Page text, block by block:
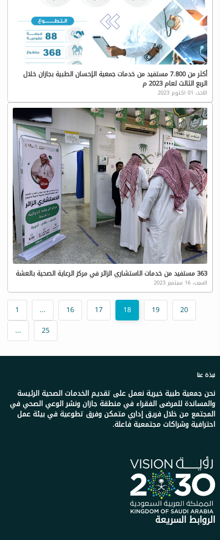
أكثر من 7.800 مستفيد من خدمات جمعية الإحسان الطبية بجازان خلال
الربع الثالث لعام 2023 م
الاحد، 01 اكتوبر 2023
363 مستفيد من خدمات الاستشاري الزائر في مركز الرعاية الصحية بالعشة
السبت، 16 سبتمبر 2023
1 ... 16 17 18 19
20
...
25
نبذة عنا
نحن جمعية طبية خيرية نعمل على تقديم الخدمات الصحية الرئيسة
والمساندة للمرضى الفقراء في منطقة جازان ونشر الوعي الصحي في
المجتمع من خلال فريق إداري متمكن وفرق تطوعية في بيئة عمل
احترافية وشراكات مجتمعية فاعلة.
الروابط السريعة